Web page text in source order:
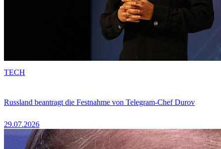
Russland beantragt die Festnahme von Telegram-Chef Durov
29.07.2026
TECH